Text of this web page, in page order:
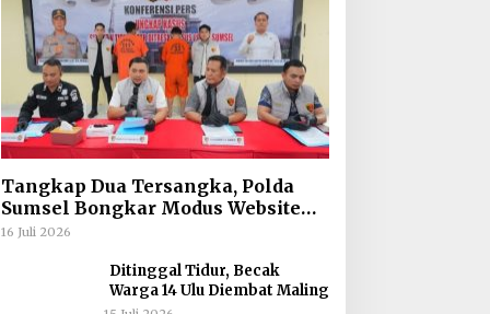
Tangkap Dua Tersangka, Polda
Sumsel Bongkar Modus Website
Palsu Bhayangkara Run
16 Juli 2026
Ditinggal Tidur, Becak
Warga 14 Ulu Diembat Maling